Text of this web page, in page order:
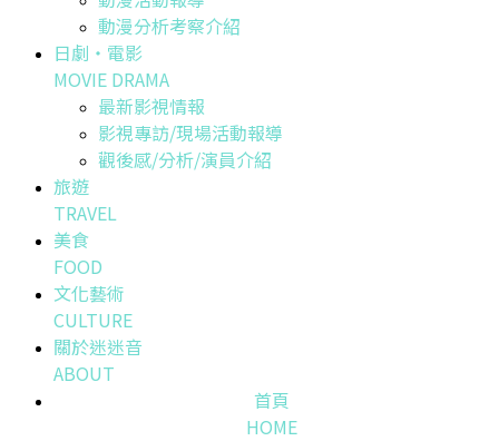
動漫分析考察介紹
日劇・電影
MOVIE DRAMA
最新影視情報
影視專訪/現場活動報導
觀後感/分析/演員介紹
旅遊
TRAVEL
美食
FOOD
文化藝術
CULTURE
關於迷迷音
ABOUT
首頁
HOME